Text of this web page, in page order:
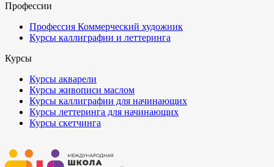
Профессии
Профессия Коммерческий художник
Курсы каллиграфии и леттеринга
Курсы
Курсы акварели
Курсы живописи маслом
Курсы каллиграфии для начинающих
Курсы леттеринга для начинающих
Курсы скетчинга